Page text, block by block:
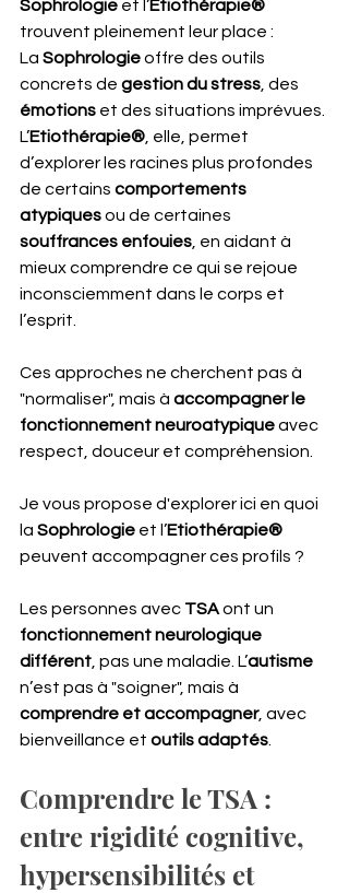
Sophrologie et l’Etiothérapie®
trouvent pleinement leur place :
La Sophrologie offre des outils
concrets de gestion du stress , des
émotions et des situations imprévues.
L’Etiothérapie® , elle, permet
d’explorer les racines plus profondes
de certains comportements
atypiques ou de certaines
souffrances enfouies , en aidant à
mieux comprendre ce qui se rejoue
inconsciemment dans le corps et
l’esprit.
Ces approches ne cherchent pas à
"normaliser", mais à accompagner le
fonctionnement neuroatypique avec
respect, douceur et compréhension.
Je vous propose d'explorer ici en quoi
la Sophrologie et l’Etiothérapie®
peuvent accompagner ces profils ?
Les personnes avec TSA ont un
fonctionnement neurologique
différent , pas une maladie. L’autisme
n’est pas à "soigner", mais à
comprendre et accompagner, avec
bienveillance et outils adaptés
Comprendre le TSA :
entre rigidité cognitive,
hypersensibilités et